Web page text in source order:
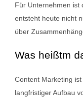
Für Unternehmen ist
entsteht heute nicht
über
Was heißtm
Content Marketing
langfristiger Aufbau